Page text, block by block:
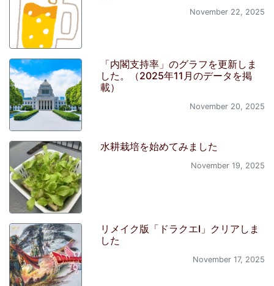
November 22, 2025
「内閣支持率」のグラフを更新しま
した。（2025年11月のデータを掲
載）
November 20, 2025
水耕栽培を始めてみました
November 19, 2025
リメイク版「ドラクエI」クリアしま
した
November 17, 2025